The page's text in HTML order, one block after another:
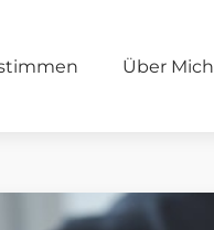
Über Mich